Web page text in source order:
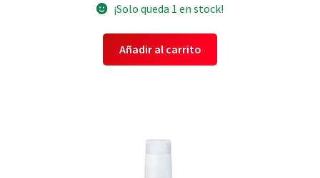
¡Solo queda 1 en stock!
Añadir al carrito